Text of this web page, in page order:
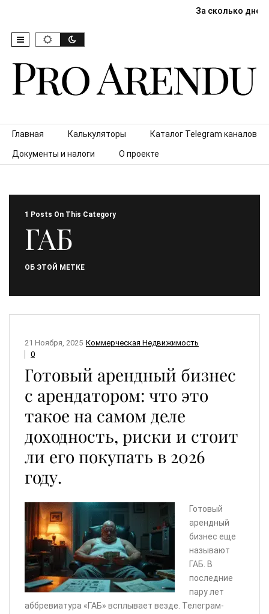
За сколько дней
Skip to content
Главная Калькуляторы Каталог Telegram каналов
Документы и налоги О проекте
1 Posts On This Category
ГАБ
ОБ ЭТОЙ МЕТКЕ
Коммерческая Недвижимость
21 Ноября, 2025
0
Готовый арендный бизнес
с арендатором: что это
такое на самом деле
доходность, риски и стоит
ли его покупать в 2026
году.
Готовый
арендный
бизнес еще
называют
ГАБ. В
последние
пару лет
аббревиатура «ГАБ» всплывает везде. Телеграм-